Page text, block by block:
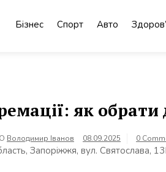
Бізнес Спорт Авто
як обрати
Володимир Іванов 08.09.2025 0
Запоріжжя, вул. Святослава,